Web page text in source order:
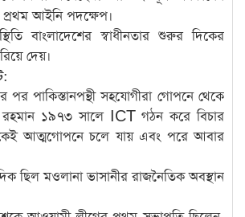
প্রথম আইনি পদক্ষেপ।
বাংলাদেশের স্বাধীনতার শুরুর দিকের
দেয়।
পর পাকিস্তানপন্থী সহযোগীরা গোপনে থেকে
১৯৭৩ সালে ICT গঠন করে বিচার
আত্মগোপনে চলে যায় এবং পরে আবার
ছিল মওলানা ভাসানীর রাজনৈতিক অবস্থান